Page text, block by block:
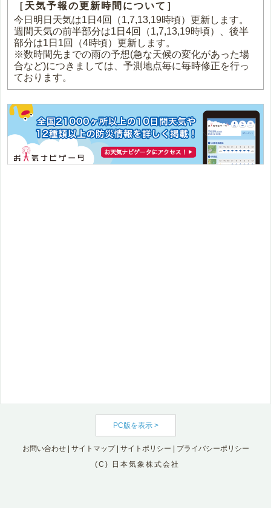
［天気予報の更新時間について］
今日明日天気は1日4回（1,7,13,19時頃）更新します。
週間天気の前半部分は1日4回（1,7,13,19時頃）、後半
部分は1日1回（4時頃）更新します。
※数時間先までの雨の予想(急な天候の変化があった場
合など)につきましては、予測地点毎に毎時修正を行っ
ております。
PC版を表示 >
お問い合わせ| サイトマップ| サイトポリシー
プライバシーポリシー
(C) 日本気象株式会社